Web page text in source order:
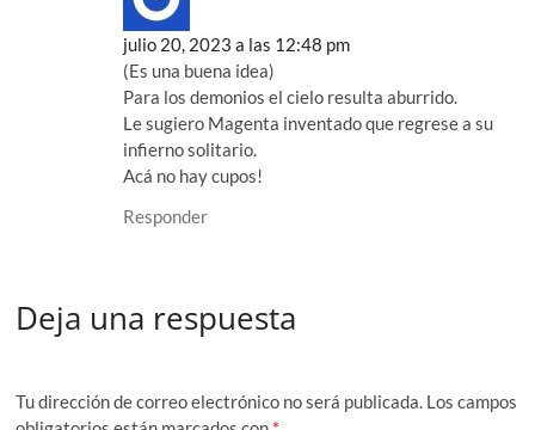
julio 20, 2023 a las 12:48 pm
(Es una buena idea)
Para los demonios el cielo resulta aburrido.
Le sugiero Magenta inventado que regrese a su
infierno solitario.
Acá no hay cupos!
Responder
Deja una respuesta
Tu dirección de correo electrónico no será publicada. Los campos